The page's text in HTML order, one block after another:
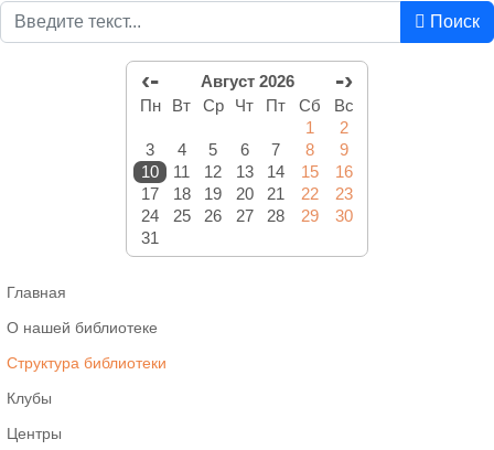
Поиск
‹- Август 2026 -›
Пн Вт Ср Чт Пт Сб
Вс
1
2
3
4 5 6 7 8
9
10
11 12 13 14 15
16
17
18 19 20 21 22
23
24
25 26 27 28 29
30
31
Главная
О нашей библиотеке
Структура библиотеки
Клубы
Центры